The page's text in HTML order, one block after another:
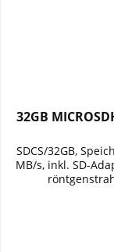
32GB
SDCS/32GB,
MB/s, inkl. SD-